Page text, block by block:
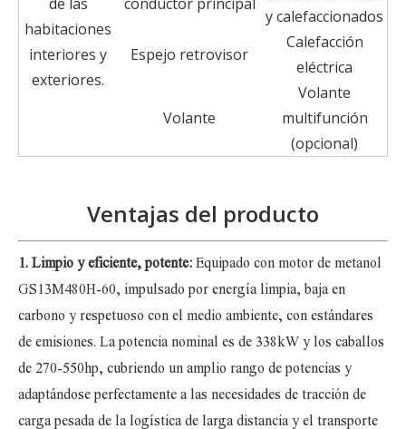
habitaciones
interiores y
exteriores.
y calefaccionados
Espejo retrovisor
Calefacción
eléctrica
Volante
Volante
multifunción
(opcional)
Ventajas del producto
1. Limpio y eficiente, potente: Equipado con motor de metanol
GS13M480H-60, impulsado por energía limpia, baja en
carbono y respetuoso con el medio ambiente, con estándares
de emisiones. La potencia nominal es de 338kW y los caballos
de 270-550hp, cubriendo un amplio rango de potencias y
adaptándose perfectamente a las necesidades de tracción de
carga pesada de la logística de larga distancia y el transporte